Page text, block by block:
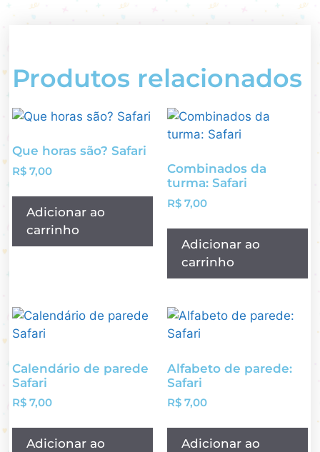
Produtos relacionados
Que horas são? Safari
R$ 7,00
Adicionar ao
carrinho
Combinados da
turma: Safari
R$ 7,00
Adicionar ao
carrinho
Calendário de parede
Safari
R$ 7,00
Adicionar ao
Alfabeto de parede:
Safari
R$ 7,00
Adicionar ao